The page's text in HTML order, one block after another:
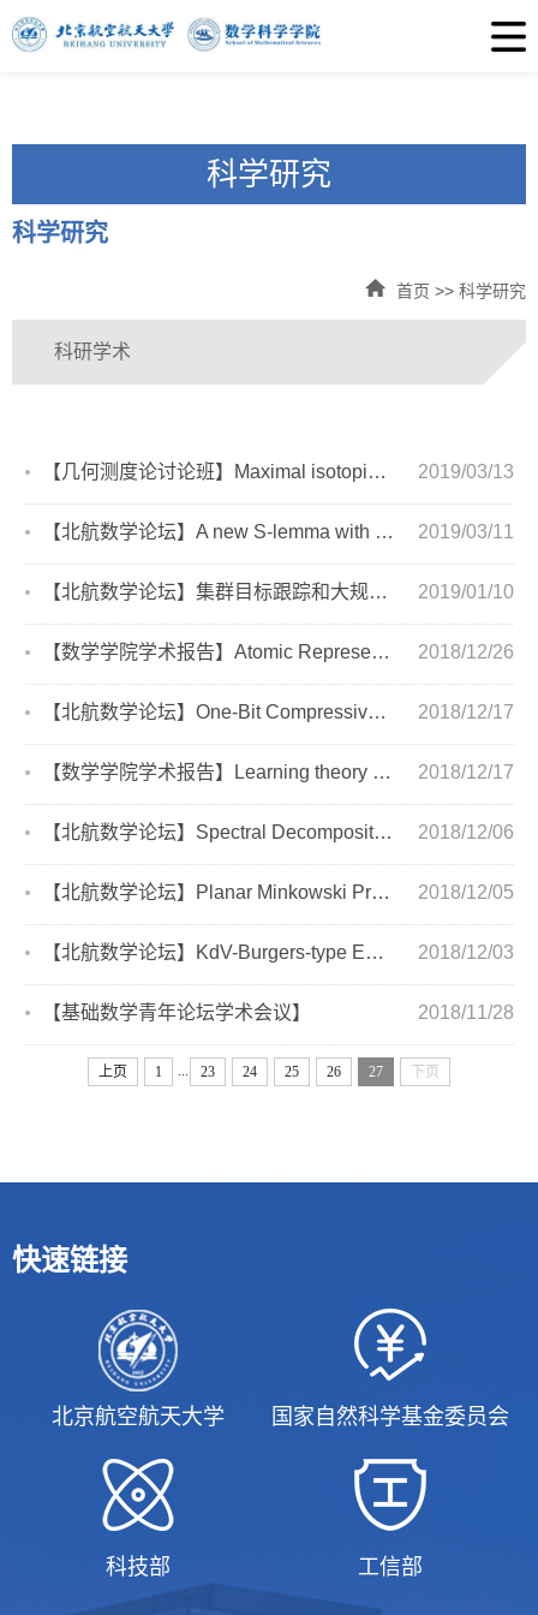
科学研究
科学研究
首页 >> 科学研究
科研学术
【几何测度论讨论班】Maximal isotopies, transverse foliations and orbit forcing th... 2019/03/13
【北航数学论坛】A new S-lemma with two quadratic equalities and its applications 2019/03/11
【北航数学论坛】集群目标跟踪和大规模传感器网络优化管理 2019/01/10
【数学学院学术报告】Atomic Representation-based Classification: Theory, Algorithm... 2018/12/26
【北航数学论坛】One-Bit Compressive Sensing with Projected Subgradient Method und... 2018/12/17
【数学学院学术报告】Learning theory of large-scale learning 2018/12/17
【北航数学论坛】Spectral Decomposition and -Stability of Flows with Expanding Mea... 2018/12/06
【北航数学论坛】Planar Minkowski Problem for Capacity 2018/12/05
【北航数学论坛】KdV-Burgers-type Equation and Its Wave Solutions 2018/12/03
【基础数学青年论坛学术会议】 2018/11/28
上页 1 23 24 25 26 27 下页
快速链接
北京航空航天大学 国家自然科学基金委员会
科技部 工信部